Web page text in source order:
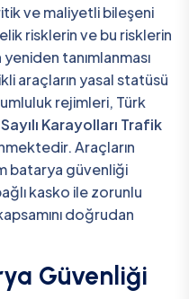
ve maliyetli bileşeni
risklerin ve bu risklerin
tanımlanması
araçların yasal statüsü
rejimleri, Türk
Karayolları Trafik
Araçların
batarya güvenliği
kasko ile zorunlu
doğrudan
Güvenliği